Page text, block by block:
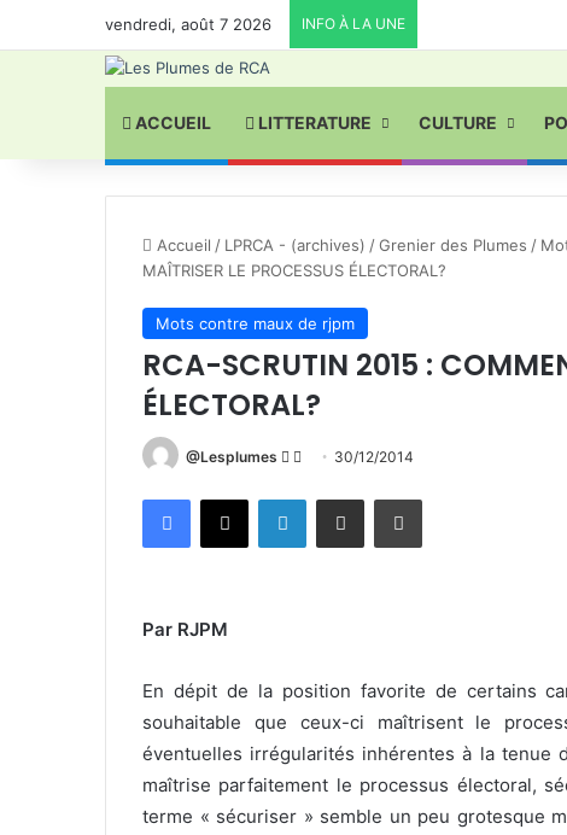
vendredi, août 7 2026 INFO À LA UNE
ACCUEIL LITTERATURE CULTURE
Accueil / LPRCA - (archives) /Grenier des Plumes /
MAÎTRISER LE PROCESSUS ÉLECTORAL?
Mots contre maux de rjpm
RCA-SCRUTIN 2015 :
ÉLECTORAL?
@Lesplumes
Follow
Envoyer
courriel
30/12/2014
Facebook
X LinkedinPartager par email Imprimer
Par RJPM
En dépit de la position favorite de certains
souhaitable que ceux-ci maîtrisent le
éventuelles irrégularités inhérentes à la tenue
maîtrise parfaitement le processus électoral,
terme « sécuriser » semble un peu grotesque